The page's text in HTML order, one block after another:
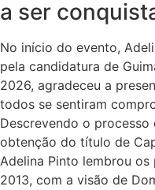
a ser
No início do evento,
pela candidatura de
2026, agradeceu a
todos se sentiram
Descrevendo o processo
obtenção do título de
Adelina Pinto lembrou
2013, com a visão de